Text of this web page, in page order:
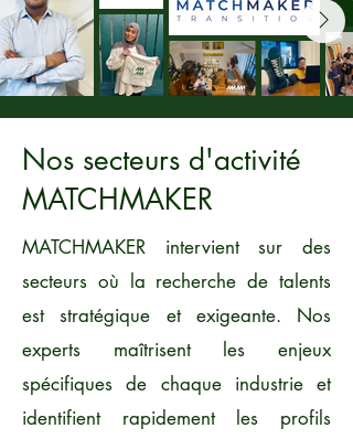
Nos secteurs d'activité
MATCHMAKER
MATCHMAKER intervient sur des
secteurs où la recherche de talents
est stratégique et exigeante. Nos
experts maîtrisent les enjeux
spécifiques de chaque industrie et
identifient rapidement les profils